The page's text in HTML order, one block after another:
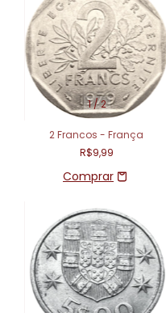
1/2
2 Francos - França
R$9,99